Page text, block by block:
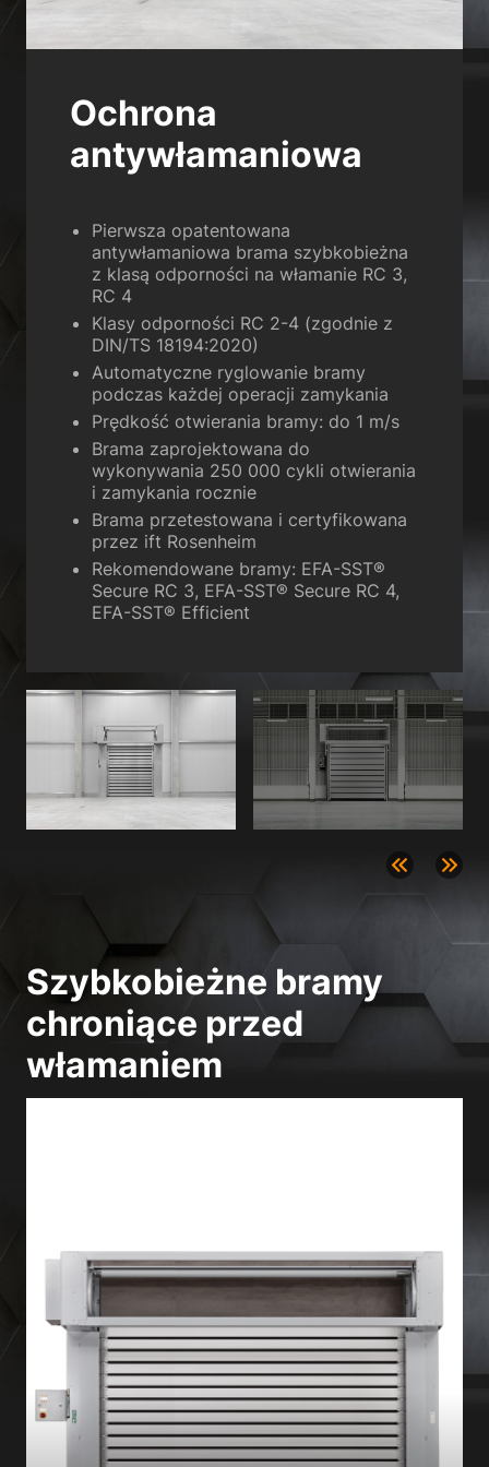
Ochrona
antywłamaniowa
Pierwsza opatentowana
antywłamaniowa brama szybkobieżna
z klasą odporności na włamanie RC 3,
RC 4
Klasy odporności RC 2-4 (zgodnie z
DIN/TS 18194:2020)
Automatyczne ryglowanie bramy
podczas każdej operacji zamykania
Prędkość otwierania bramy: do 1 m/s
Brama zaprojektowana do
wykonywania 250 000 cykli otwierania
i zamykania rocznie
Brama przetestowana i certyfikowana
przez ift Rosenheim
Rekomendowane bramy: EFA-SST®
Secure RC 3, EFA-SST® Secure RC 4,
EFA-SST® Efficient
Szybkobieżne bramy
chroniące przed
włamaniem
do prawidłowego funkcjonowania strony internetowej.
Pokaż informacje o plikach cookie
Statystyczne pliki cookie gromadzą informacje w sposób anonimowy.
Informacje te pomagają nam zrozumieć, w jaki sposób nasi goście
korzystają z naszej strony internetowej.
Media zewnętrzne (2)
Treści z platform wideo i platform mediów społecznościowych są
domyślnie blokowane. Jeśli pliki cookie mediów zewnętrznych zostały
zaakceptowane, dostęp do tych zawartości nie wymaga już ręcznej
Pokaż informacje o plikach cookie